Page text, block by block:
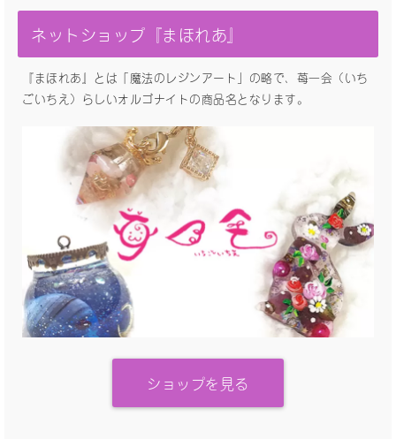
ネットショップ『まほれあ』
『まほれあ』とは「魔法のレジンアート」の略で、苺一会（いち
ごいちえ）らしいオルゴナイトの商品名となります。
ショップを見る